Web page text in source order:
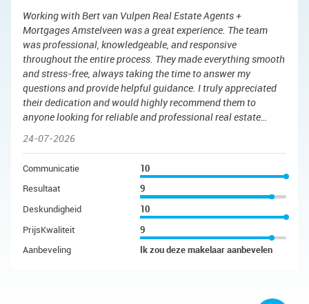
Working with Bert van Vulpen Real Estate Agents +
Mortgages Amstelveen was a great experience. The team
was professional, knowledgeable, and responsive
throughout the entire process. They made everything smooth
and stress-free, always taking the time to answer my
questions and provide helpful guidance. I truly appreciated
their dedication and would highly recommend them to
anyone looking for reliable and professional real estate
24-07-2026
Communicatie
10
Resultaat
9
Deskundigheid
10
PrijsKwaliteit
9
Aanbeveling
Ik zou deze makelaar aanbevelen